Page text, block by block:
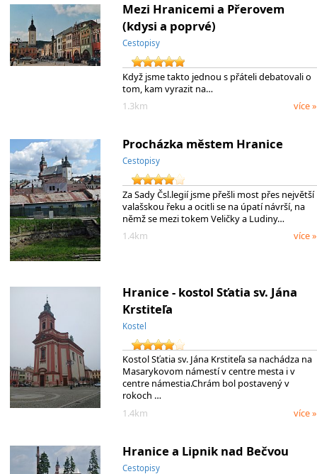
Mezi Hranicemi a Přerovem
(kdysi a poprvé)
Cestopisy
Když jsme takto jednou s přáteli debatovali o
tom, kam vyrazit na…
1.3km
více »
Procházka městem Hranice
Cestopisy
Za Sady Čsl.legií jsme přešli most přes největší
valašskou řeku a ocitli se na úpatí návrší, na
němž se mezi tokem Veličky a Ludiny…
1.4km
více »
Hranice - kostol Sťatia sv. Jána
Krstiteľa
Kostel
Kostol Sťatia sv. Jána Krstiteľa sa nachádza na
Masarykovom námestí v centre mesta i v
centre námestia.Chrám bol postavený v
rokoch …
1.4km
více »
Hranice a Lipnik nad Bečvou
Cestopisy